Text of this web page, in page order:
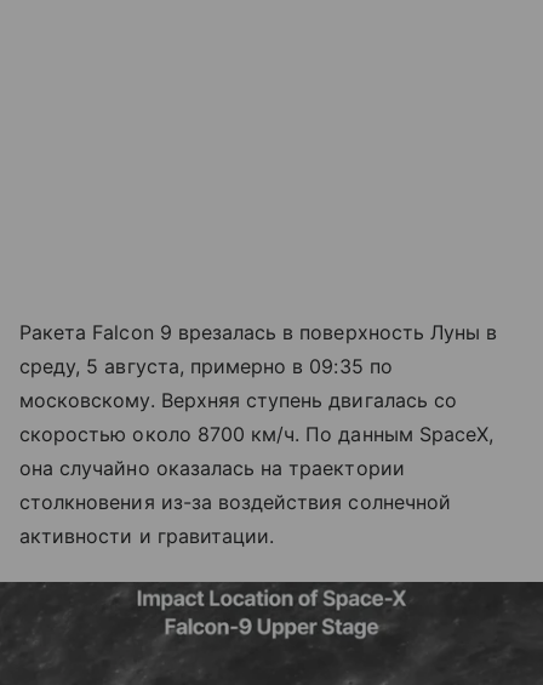
Ракета Falcon 9 врезалась в поверхность Луны в
среду, 5 августа, примерно в 09:35 по
московскому. Верхняя ступень двигалась со
скоростью около 8700 км/ч. По данным SpaceX,
она случайно оказалась на траектории
столкновения из-за воздействия солнечной
активности и гравитации.